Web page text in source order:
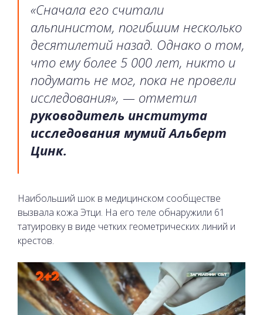
«Сначала его считали
альпинистом, погибшим несколько
десятилетий назад. Однако о том,
что ему более 5 000 лет, никто и
подумать не мог, пока не провели
исследования», — отметил
руководитель института
исследования мумий Альберт
Цинк.
Наибольший шок в медицинском сообществе
вызвала кожа Этци. На его теле обнаружили 61
татуировку в виде четких геометрических линий и
крестов.